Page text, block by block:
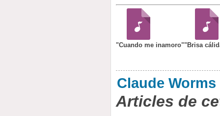
"Cuando me inamoro""Brisa
Claude Worms
Articles de